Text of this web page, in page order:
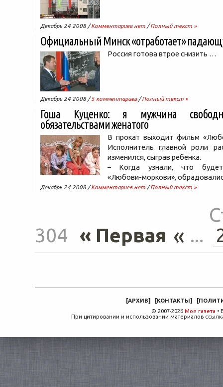
Декабрь 24 2008 /Комментариев нет /Полный текст »
Официальный Минск «отработает»
Россия готова втрое снизить …
Декабрь 24 2008 /5 комментариев/Полный текст »
Гоша Куценко: я мужчина
обязательствами женатого
В прокат выходит фильм
Исполнитель главной роли
изменился, сыграв ребенка.
– Когда узнали, что
«Любови-моркови»,
Декабрь 24 2008 /Комментариев нет /Полный текст »
304
« Первая « ...
[АРХИВ] [КОНТАКТЫ] [
© 2007-2026 Моя газета •
При цитировании и использовании материалов